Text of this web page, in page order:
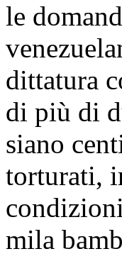
le
dittatura
di più di
siano
torturati,
mila